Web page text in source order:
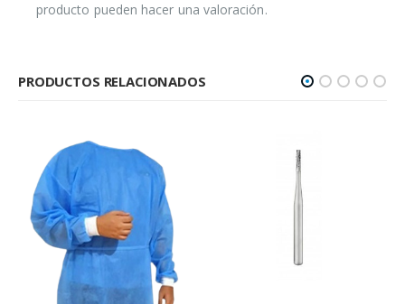
producto pueden hacer una valoración.
PRODUCTOS RELACIONADOS